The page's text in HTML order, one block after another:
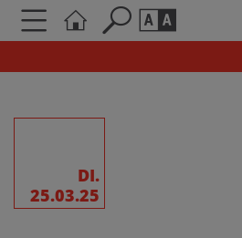
Schriftgröße
AA
DI.
25.03.25